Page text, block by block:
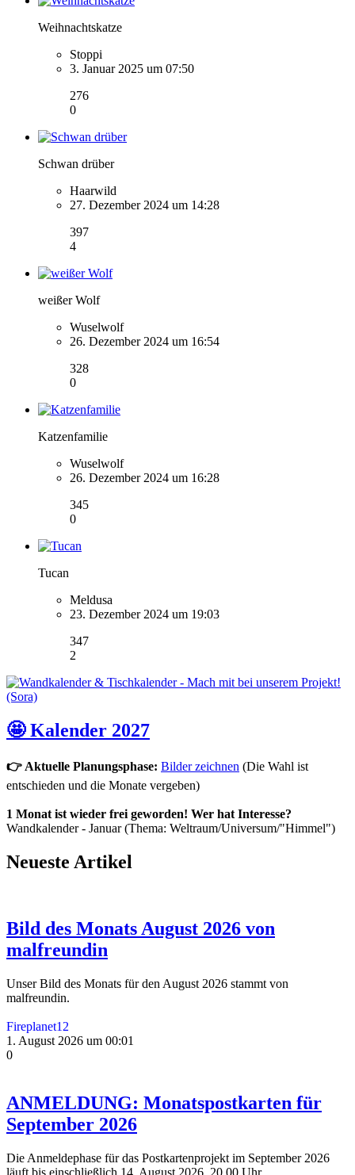
Weihnachtskatze
Stoppi
3. Januar 2025 um 07:50
276
0
Schwan drüber
Haarwild
27. Dezember 2024 um 14:28
397
4
weißer Wolf
Wuselwolf
26. Dezember 2024 um 16:54
328
0
Katzenfamilie
Wuselwolf
26. Dezember 2024 um 16:28
345
0
Tucan
Meldusa
23. Dezember 2024 um 19:03
347
2
🤩 Kalender 2027
👉 Aktuelle Planungsphase: Bilder zeichnen (Die Wahl ist
entschieden und die Monate vergeben)
1 Monat ist wieder frei geworden! Wer hat Interesse?
Wandkalender - Januar (Thema: Weltraum/Universum/"Himmel")
Neueste Artikel
Bild des Monats August 2026 von
malfreundin
Unser Bild des Monats für den August 2026 stammt von
malfreundin.
Fireplanet12
1. August 2026 um 00:01
0
ANMELDUNG: Monatspostkarten für
September 2026
Die Anmeldephase für das Postkartenprojekt im September 2026
läuft bis einschließlich 14. August 2026, 20.00 Uhr.